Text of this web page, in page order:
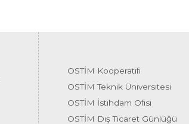
OSTİM Kooperatifi
OSTİM Teknik Üniversitesi
OSTİM İstihdam Ofisi
OSTİM Dış Ticaret Günlüğü